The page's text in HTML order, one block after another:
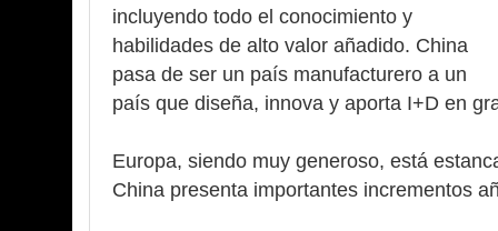
incluyendo todo el conocimiento y
habilidades de alto valor añadido. China
pasa de ser un país manufacturero a un
país que diseña, innova y aporta I+D en
Europa, siendo muy generoso, está
China presenta importantes incrementos